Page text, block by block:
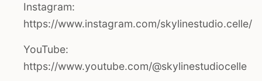
Instagram:
https://www.instagram.com/skylinestudio.celle/
YouTube:
https://www.youtube.com/@skylinestudiocelle